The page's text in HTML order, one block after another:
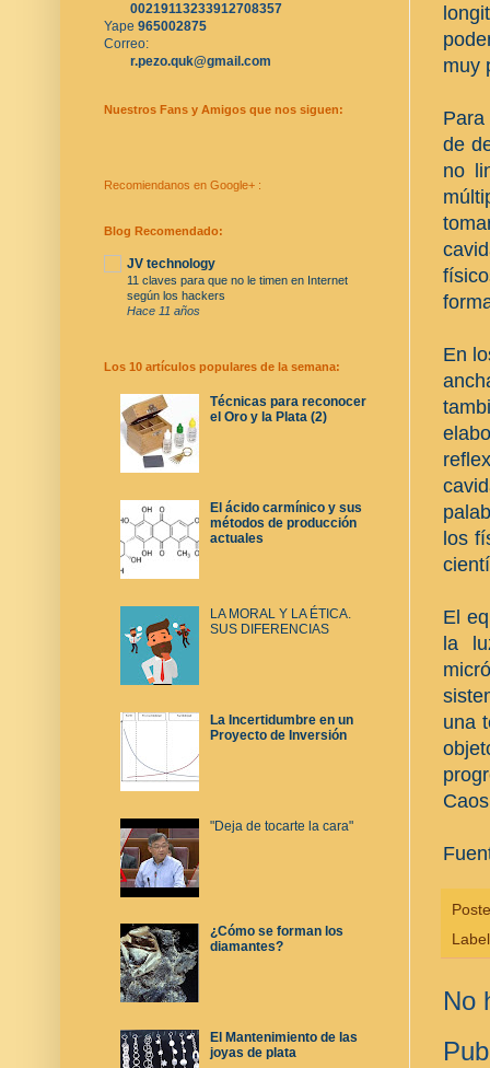
muy
de
no
En
los
El
la
una
No
00219113233912708357
Yape 965002875
Correo:
r.pezo.quk@gmail.com
Nuestros Fans y Amigos que nos siguen:
Recomiendanos en Google+ :
Blog Recomendado:
JV technology
11 claves para que no le timen en Internet
según los hackers
Hace 11 años
Los 10 artículos populares de la semana:
Técnicas para reconocer
el Oro y la Plata (2)
El ácido carmínico y sus
métodos de producción
actuales
LA MORAL Y LA ÉTICA.
SUS DIFERENCIAS
La Incertidumbre en un
Proyecto de Inversión
"Deja de tocarte la cara"
¿Cómo se forman los
diamantes?
El Mantenimiento de las
joyas de plata